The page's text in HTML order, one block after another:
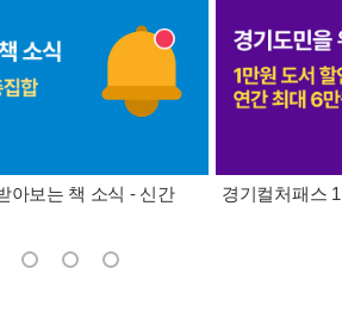
아보는 책 소식 - 신간
경기컬처패스